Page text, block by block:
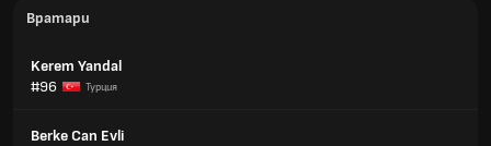
Вратари
Kerem Yandal
#96
Турция
Berke Can Evli